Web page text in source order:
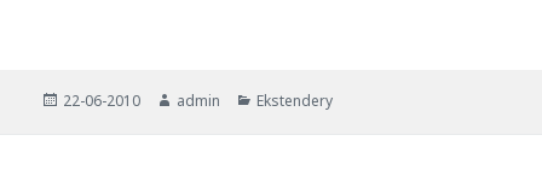
Opublikowano
22-06-2010 Autor
admin Kategorie
Ekstendery